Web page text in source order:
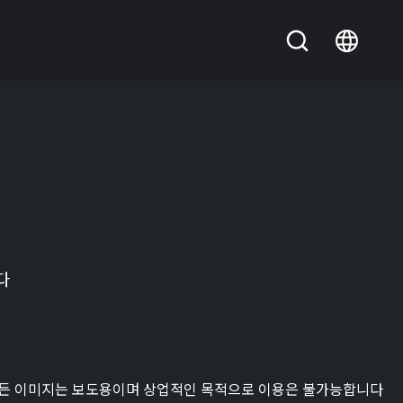
이미지는 보도용이며 상업적인 목적으로 이용은 불가능합니다